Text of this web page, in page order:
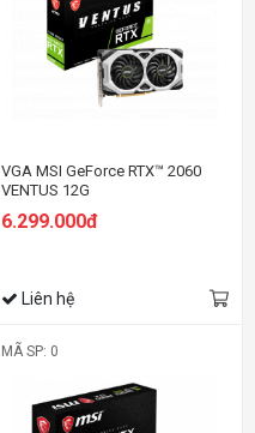
VGA MSI GeForce RTX™ 2060
VENTUS 12G
6.299.000đ
Liên hệ
MÃ SP: 0